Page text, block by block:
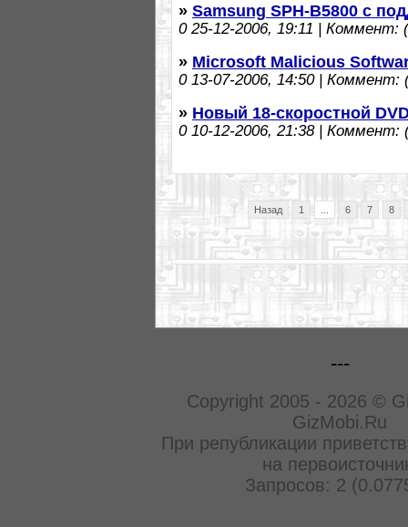
» Samsung SPH-B5800 с
025-12-2006, 19:11 | Коммент:
» Microsoft Malicious
013-07-2006, 14:50 | Коммент:
» Новый 18-скоростной
010-12-2006, 21:38 | Коммент:
Назад 1 6 7 8
---
Copyright 2005 - 2026 ©
GizMobi.Ru
При републикации
на
Запросов: 2